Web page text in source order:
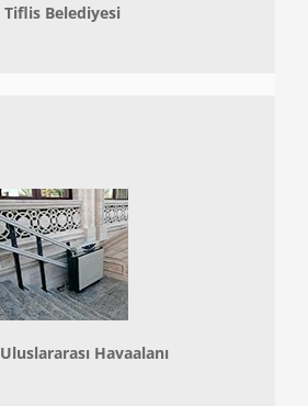
Tiflis Belediyesi
Uluslararası Havaalanı